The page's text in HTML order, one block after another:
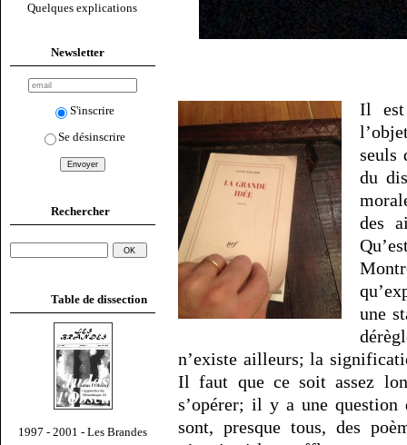
Quelques explications
Newsletter
S'inscrire
Se désinscrire
Rechercher
Table de dissection
1997 - 2001 - Les Brandes
Il est
seuls
du
des
une
n’existe ailleurs; la
Il faut que ce soit assez
s’opérer; il y a une
sont, presque tous, des